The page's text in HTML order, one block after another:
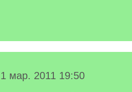
1 мар. 2011 19:50